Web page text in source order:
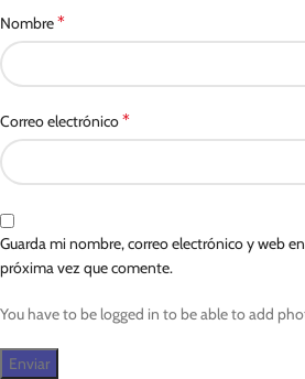
Nombre*
Correo electrónico*
Guarda mi nombre, correo electrónico y web
próxima vez que comente.
You have to be logged in to be able to add